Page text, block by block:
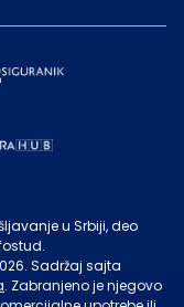
u Srbiji, deo
. Sadržaj sajta
. Zabranjeno je njegovo